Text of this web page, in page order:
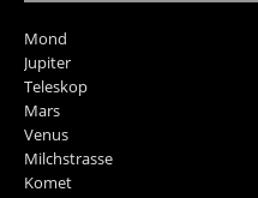
Mond
Jupiter
Teleskop
Mars
Venus
Milchstrasse
Komet